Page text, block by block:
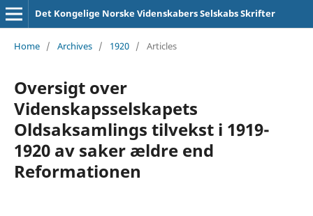
Det Kongelige Norske Videnskabers Selskabs Skrifter
Home / Archives / 1920 / Articles
Oversigt over
Videnskapsselskapets
Oldsaksamlings tilvekst i 1919-
1920 av saker ældre end
Reformationen